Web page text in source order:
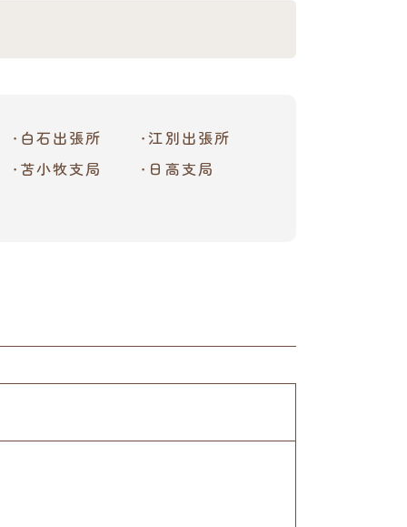
白石出張所
江別出張所
苫小牧支局
日高支局